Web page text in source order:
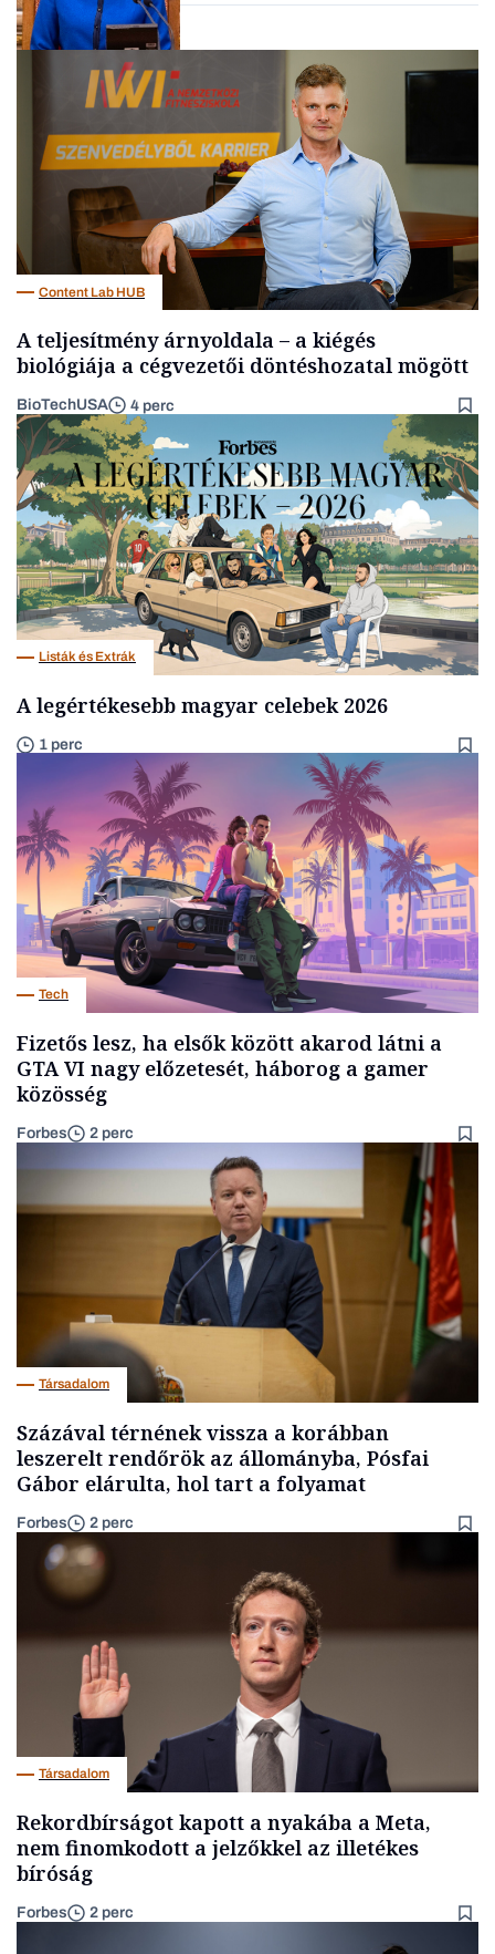
Content Lab HUB
A teljesítmény árnyoldala – a kiégés
biológiája a cégvezetői döntéshozatal mögött
BioTechUSA 4 perc
Listák és Extrák
A legértékesebb magyar celebek 2026
1 perc
Tech
Fizetős lesz, ha elsők között akarod látni a
GTA VI nagy előzetesét, háborog a gamer
közösség
Forbes 2 perc
Társadalom
Százával térnének vissza a korábban
leszerelt rendőrök az állományba, Pósfai
Gábor elárulta, hol tart a folyamat
Forbes 2 perc
Társadalom
Rekordbírságot kapott a nyakába a Meta,
nem finomkodott a jelzőkkel az illetékes
bíróság
Forbes 2 perc